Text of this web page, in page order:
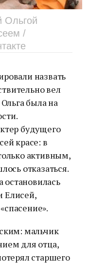
Ольгой
/
назвать
вел
была на
будущего
красе: в
активным,
отказаться.
остановилась
Елисей,
мальчик
для отца,
старшего